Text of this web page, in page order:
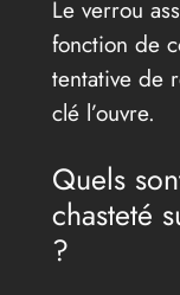
Le verrou
fonction de
tentative de
clé l’ouvre.
Quels
chasteté
?